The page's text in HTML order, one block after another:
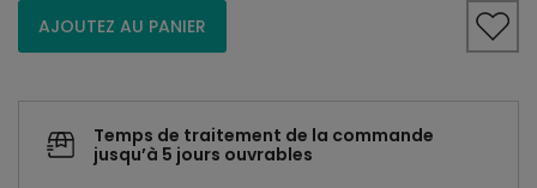
AJOUTEZ AU PANIER
Temps de traitement de la commande
jusqu’à 5 jours ouvrables